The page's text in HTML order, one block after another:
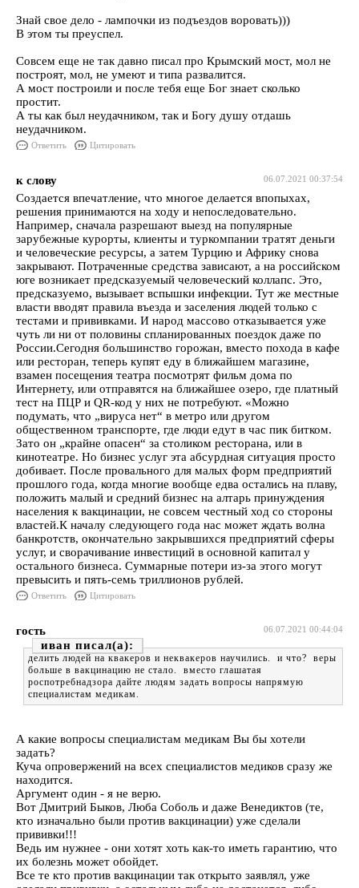
Знай свое дело - лампочки из подъездов воровать)))
В этом ты преуспел.
Совсем еще не так давно писал про Крымский мост, мол не
построят, мол, не умеют и типа развалится.
А мост построили и после тебя еще Бог знает сколько
простит.
А ты как был неудачником, так и Богу душу отдашь
неудачником.
Ответить Цитировать
06.07.2021 00:37:54
к слову
Создается впечатление, что многое делается впопыхах,
решения принимаются на ходу и непоследовательно.
Например, сначала разрешают выезд на популярные
зарубежные курорты, клиенты и туркомпании тратят деньги
и человеческие ресурсы, а затем Турцию и Африку снова
закрывают. Потраченные средства зависают, а на российском
юге возникает предсказуемый человеческий коллапс. Это,
предсказуемо, вызывает вспышки инфекции. Тут же местные
власти вводят правила въезда и заселения людей только с
тестами и прививками. И народ массово отказывается уже
чуть ли ни от половины спланированных поездок даже по
России.Сегодня большинство горожан, вместо похода в кафе
или ресторан, теперь купят еду в ближайшем магазине,
взамен посещения театра посмотрят фильм дома по
Интернету, или отправятся на ближайшее озеро, где платный
тест на ПЦР и QR-код у них не потребуют. «Можно
подумать, что „вируса нет“ в метро или другом
общественном транспорте, где люди едут в час пик битком.
Зато он „крайне опасен“ за столиком ресторана, или в
кинотеатре. Но бизнес услуг эта абсурдная ситуация просто
добивает. После провального для малых форм предприятий
прошлого года, когда многие вообще едва остались на плаву,
положить малый и средний бизнес на алтарь принуждения
населения к вакцинации, не совсем честный ход со стороны
властей.К началу следующего года нас может ждать волна
банкротств, окончательно закрывшихся предприятий сферы
услуг, и сворачивание инвестиций в основной капитал у
остального бизнеса. Суммарные потери из-за этого могут
превысить и пять-семь триллионов рублей.
Ответить Цитировать
06.07.2021 00:44:04
гость
иван
делить людей на квакеров и неквакеров научились. и что? веры
больше в вакцинацию не стало. вместо глашатая
роспотребнадзора дайте людям задать вопросы напрямую
специалистам медикам.
А какие вопросы специалистам медикам Вы бы хотели
задать?
Куча опровержений на всех специалистов медиков сразу же
находится.
Аргумент один - я не верю.
Вот Дмитрий Быков, Люба Соболь и даже Венедиктов (те,
кто изначально были против вакцинации) уже сделали
прививки!!!
Ведь им нужнее - они хотят хоть как-то иметь гарантию, что
их болезнь может обойдет.
Все те кто против вакцинации так открыто заявлял, уже